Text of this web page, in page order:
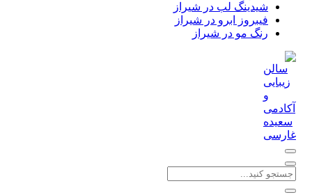
شیدینگ لب در شیراز
فیبروز ابرو در شیراز
رنگ مو در شیراز